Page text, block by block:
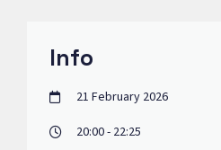
Info
21 February 2026
20:00 - 22:25